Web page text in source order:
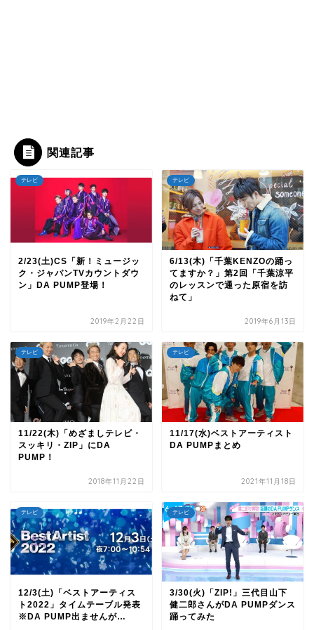
関連記事
テレビ
2/23(土)CS「新！ミュージッ
ク・ジャパンTVカウントダウ
ン」DA PUMP登場！
2019年2月22日
テレビ
6/13(木)「千葉KENZOの踊っ
てますか？」第2回「千葉涼平
のレッスンで通った原宿を訪
ねて」
2019年6月13日
テレビ
11/22(木)「めざましテレビ・
スッキリ・ZIP」にDA
PUMP！
2018年11月22日
テレビ
11/17(水)ベストアーティスト
DA PUMPまとめ
2021年11月18日
テレビ
12/3(土)「ベストアーティス
ト2022」タイムテーブル発表
※DA PUMP出ませんが…
テレビ
3/30(火)「ZIP!」三代目山下
健二郎さんがDA PUMPダンス
踊ってみた